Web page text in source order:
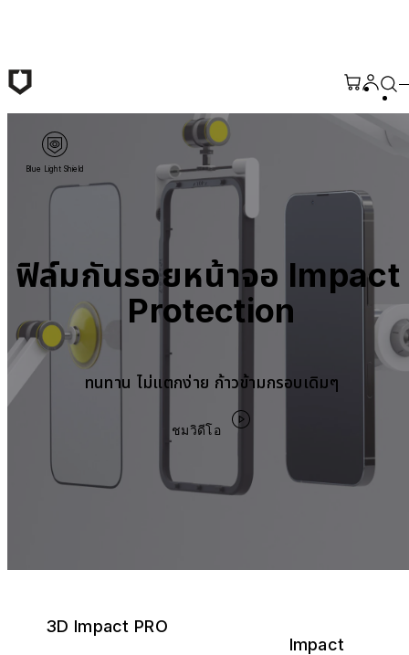
Blue Light Shield
ฟิล์มกันรอยหน้าจอ Impact
Protection
ทนทาน ไม่แตกง่าย ก้าวข้ามกรอบเดิมๆ
ชมวิดีโอ
3D Impact PRO
Impact